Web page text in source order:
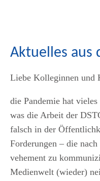
Aktuelles aus
Liebe Kolleginnen und
die Pandemie hat
was die Arbeit der
falsch in der
Forderungen – die
vehement zu
Medienwelt (wieder)